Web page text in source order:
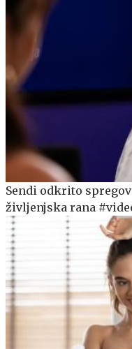
Sendi odkrito
življenjska rana